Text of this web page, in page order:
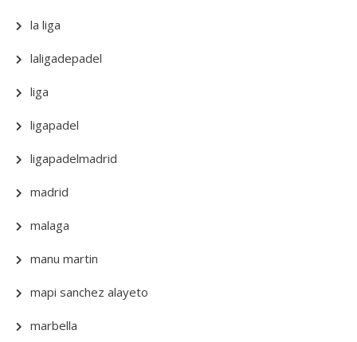
la liga
laligadepadel
liga
ligapadel
ligapadelmadrid
madrid
malaga
manu martin
mapi sanchez alayeto
marbella